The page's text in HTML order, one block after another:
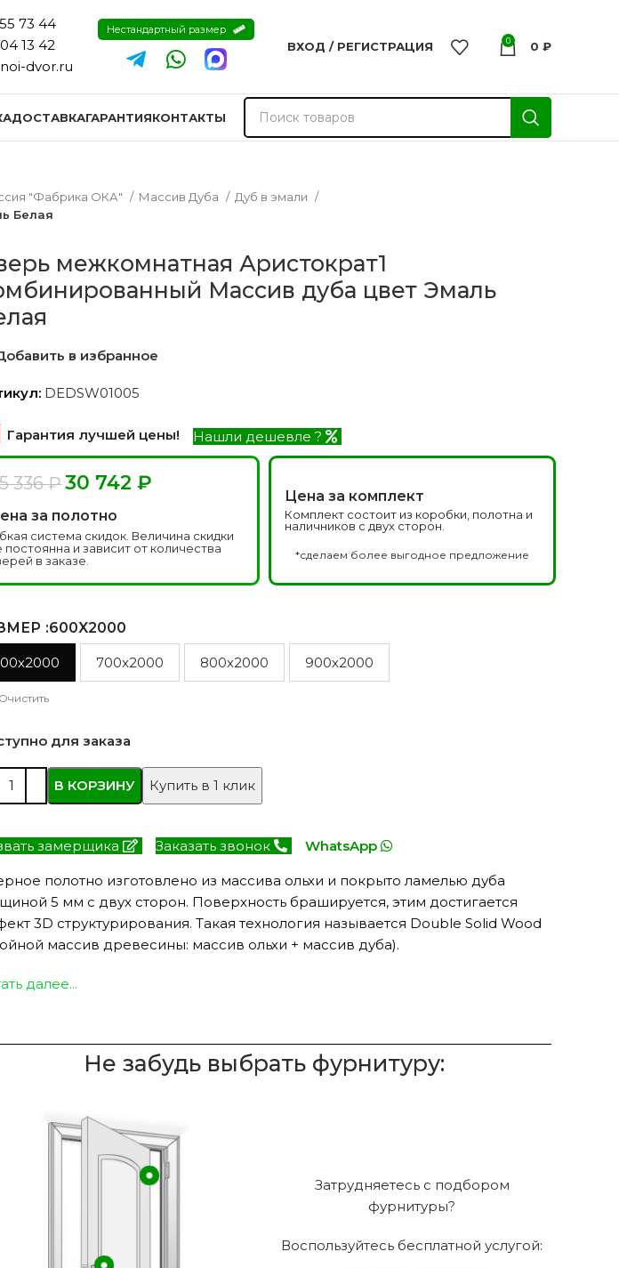
73 44
13 42
dvor.ru
Нестандартный размер
ВХОД / РЕГИСТРАЦИЯ 0 0 ₽
экошпон и пвх
моделей
из массива РФ
4 модели
Двери шпонированые
34 модели
Двери Эмаль с
8 моделей
SOFT TOUCH
моделей
ДОСТАВКАГАРАНТИЯКОНТАКТЫ
"Фабрика ОКА" Массив Дуба
Дуб в эмали
Белая
межкомнатная Аристократ1
Массив дуба цвет Эмаль
в избранное
DEDSW01005
Гарантия лучшей цены! Нашли дешевле ?
336₽30 742₽
за полотно
система скидок. Величина скидки
постоянна и зависит от количества
в заказе.
Цена за комплект
Комплект состоит из коробки, полотна и
наличников с двух сторон.
*сделаем более выгодное предложение
:600X2000
700x2000 800x2000 900x2000
Очистить
для заказа
В КОРЗИНУ Купить в 1 клик
замерщика Заказать звонок WhatsApp
полотно изготовлено из массива ольхи и покрыто ламелью дуба
5 мм с двух сторон. Поверхность брашируется, этим достигается
3D структурирования. Такая технология называется Double Solid Wood
массив древесины: массив ольхи + массив дуба).
далее...
Не забудь выбрать фурнитуру:
Затрудняетесь с подбором
фурнитуры?
Воспользуйтесь бесплатной услугой: